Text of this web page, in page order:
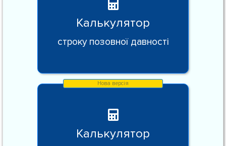
Калькулятор
строку позовної давності
Калькулятор